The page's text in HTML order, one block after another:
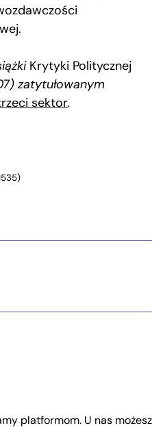
Krytyki Politycznej
zatytułowanym
sektor.
platformom. U nas możesz